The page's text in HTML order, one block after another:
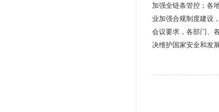
加强全链条管控；各
业加强合规制度建设
会议要求，各部门、
决维护国家安全和发